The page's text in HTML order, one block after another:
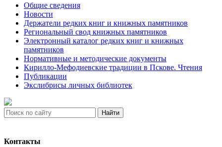
Общие сведения
Новости
Держатели редких книг и книжных памятников
Региональный свод книжных памятников
Электронный каталог редких книг и книжных
памятников
Нормативные и методические документы
Кирилло-Мефодиевские традиции в Пскове. Чтения
Публикации
Экслибрисы личных библиотек
Найти
Контакты